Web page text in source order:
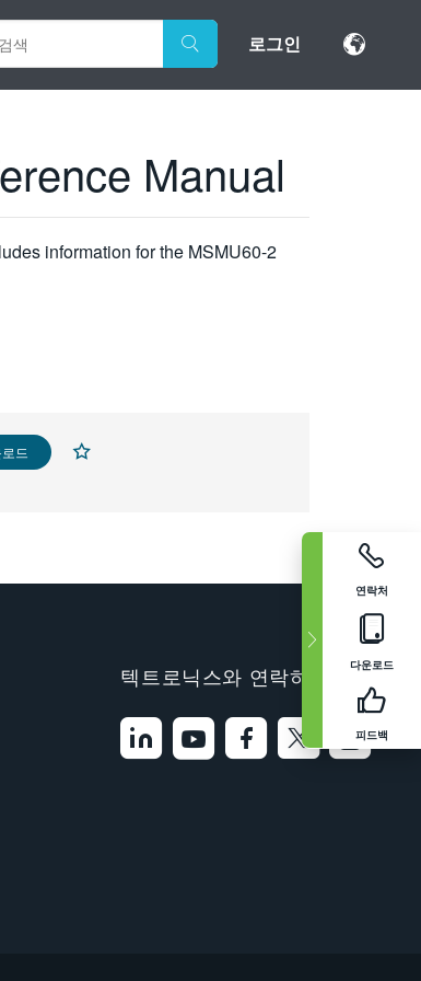
로그인
연락처
다운로드
피드백
Manual
information for the MSMU60-2
드
텍트로닉스와 연락하기